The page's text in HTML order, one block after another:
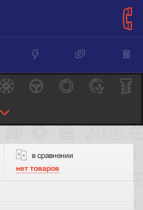
в сравнении
нет товаров